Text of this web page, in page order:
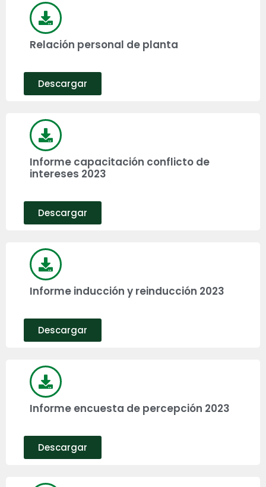
Relación personal de planta
Descargar
Informe capacitación conflicto de
intereses 2023
Descargar
Informe inducción y reinducción 2023
Descargar
Informe encuesta de percepción 2023
Descargar